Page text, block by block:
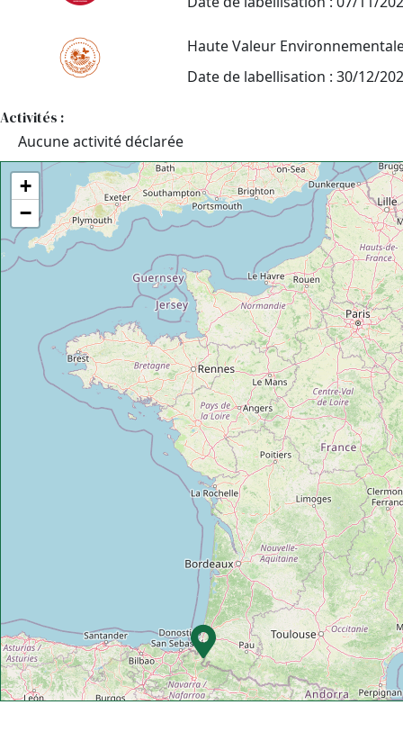
Haute Valeur
Date de labellisation : 30/12/
Activités :
Aucune activité déclarée
+
−